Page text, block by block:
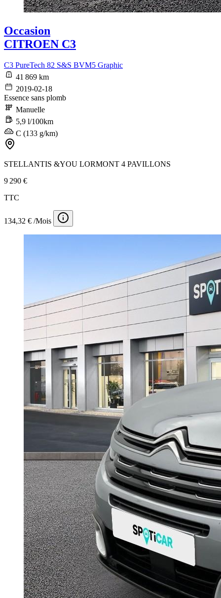
Occasion
CITROEN C3
C3 PureTech 82 S&S BVM5 Graphic
41 869 km
2019-02-18
Essence sans plomb
Manuelle
5,9 l/100km
C (133 g/km)
STELLANTIS &YOU LORMONT 4 PAVILLONS
9 290 €
TTC
134,32 € /Mois